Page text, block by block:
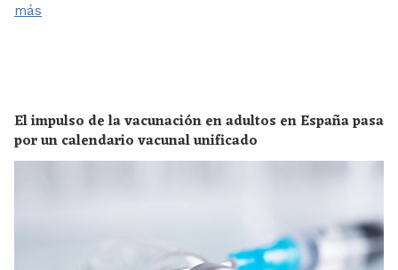
más
El impulso de la vacunación en adultos en España pasa
por un calendario vacunal unificado